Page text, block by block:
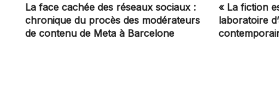
La face cachée des réseaux sociaux :
chronique du procès des modérateurs
de contenu de Meta à Barcelone
« La fiction
laboratoire